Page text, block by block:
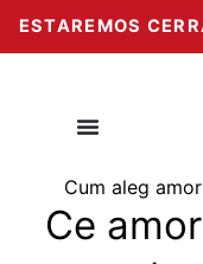
ESTAREMOS
Cum aleg
Ce